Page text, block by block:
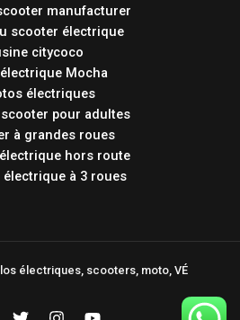
manufacturer
scooter électrique
citycoco
Mocha
électriques
pour adultes
à grandes roues
hors route
à 3 roues
électriques, scooters, moto, VÉ